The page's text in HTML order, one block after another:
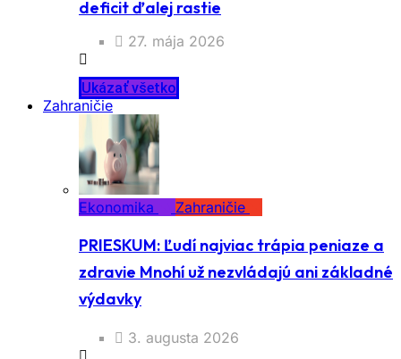
deficit ďalej rastie
27. mája 2026
Ukázať všetko
Zahraničie
Ekonomika Zahraničie
PRIESKUM: Ľudí najviac trápia peniaze a
zdravie Mnohí už nezvládajú ani základné
výdavky
3. augusta 2026